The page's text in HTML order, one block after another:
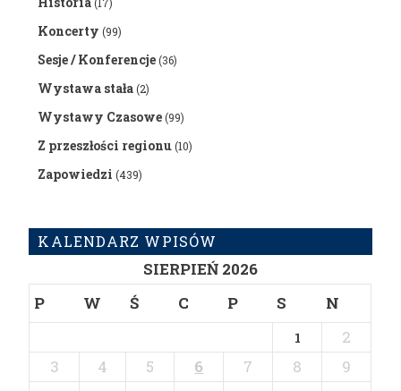
Koncerty (99)
Sesje / Konferencje(36)
Wystawa stała(2)
Wystawy Czasowe(99)
Z przeszłości regionu(10)
Zapowiedzi (439)
KALENDARZ WPISÓW
SIERPIEŃ 2026
P
W Ś C P S N
1
2
3
4 5 6 7 8
9